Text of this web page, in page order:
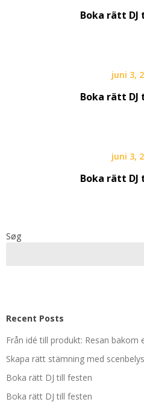
Boka rätt
juni 3,
Boka rätt
juni 3,
Boka rätt
Søg
Recent Posts
Från idé till produkt: Resan bakom
Skapa rätt stämning med
Boka rätt DJ till festen
Boka rätt DJ till festen